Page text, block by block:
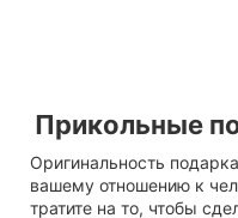
Прикольные
Оригинальность
вашему отношению к
тратите на то, чтобы